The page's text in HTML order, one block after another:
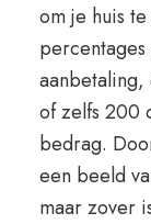
om je huis
aanbetaling,
of zelfs 200
bedrag.
een beeld
maar zover